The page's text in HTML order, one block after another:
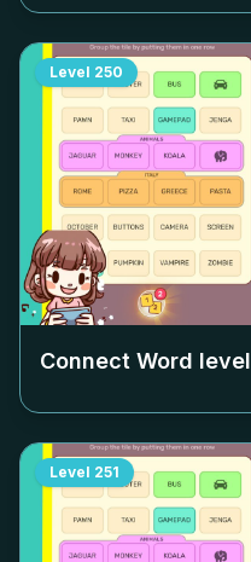
Level 250
Connect Word level
Level 251